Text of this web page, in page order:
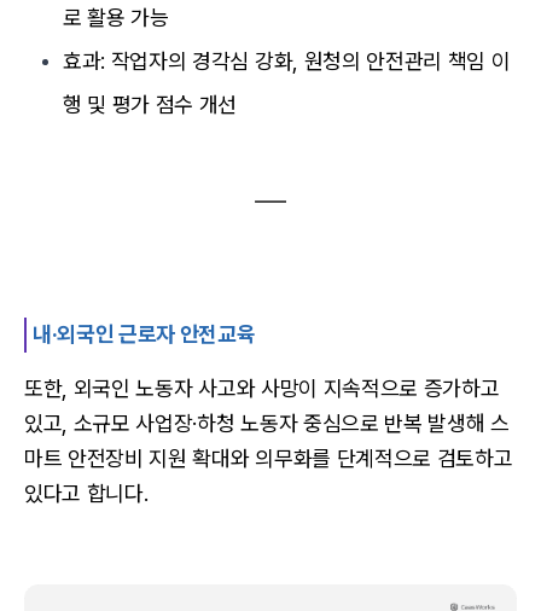
로 활용 가능
효과: 작업자의 경각심 강화, 원청의 안전관리 책임 이
행 및 평가 점수 개선
내·외국인 근로자 안전교육
또한, 외국인 노동자 사고와 사망이 지속적으로 증가하고
있고, 소규모 사업장·하청 노동자 중심으로 반복 발생해 스
마트 안전장비 지원 확대와 의무화를 단계적으로 검토하고
있다고 합니다.